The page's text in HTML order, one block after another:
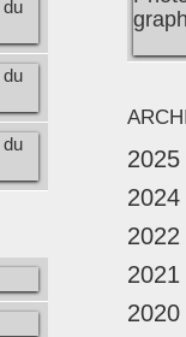
2025
2024
2022
2021
2020